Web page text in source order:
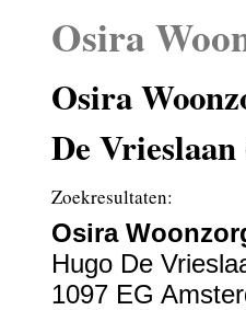
Osira
Osira
De
Zoekresultaten:
Osira
Hugo De
1097 EG